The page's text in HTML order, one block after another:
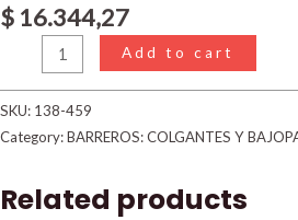
$ 16.344,27
Add to cart
SKU: 138-459
Category:BARREROS: COLGANTES Y
Related products